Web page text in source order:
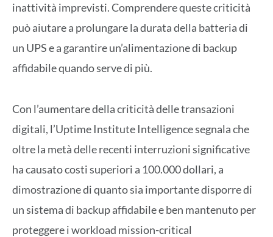
inattività imprevisti. Comprendere queste criticità
può aiutare a prolungare la durata della batteria di
un UPS e a garantire un’alimentazione di backup
affidabile quando serve di più.
Con l’aumentare della criticità delle transazioni
digitali, l’Uptime Institute Intelligence segnala che
oltre la metà delle recenti interruzioni significative
ha causato costi superiori a 100.000 dollari, a
dimostrazione di quanto sia importante disporre di
un sistema di backup affidabile e ben mantenuto per
proteggere i workload mission-critical